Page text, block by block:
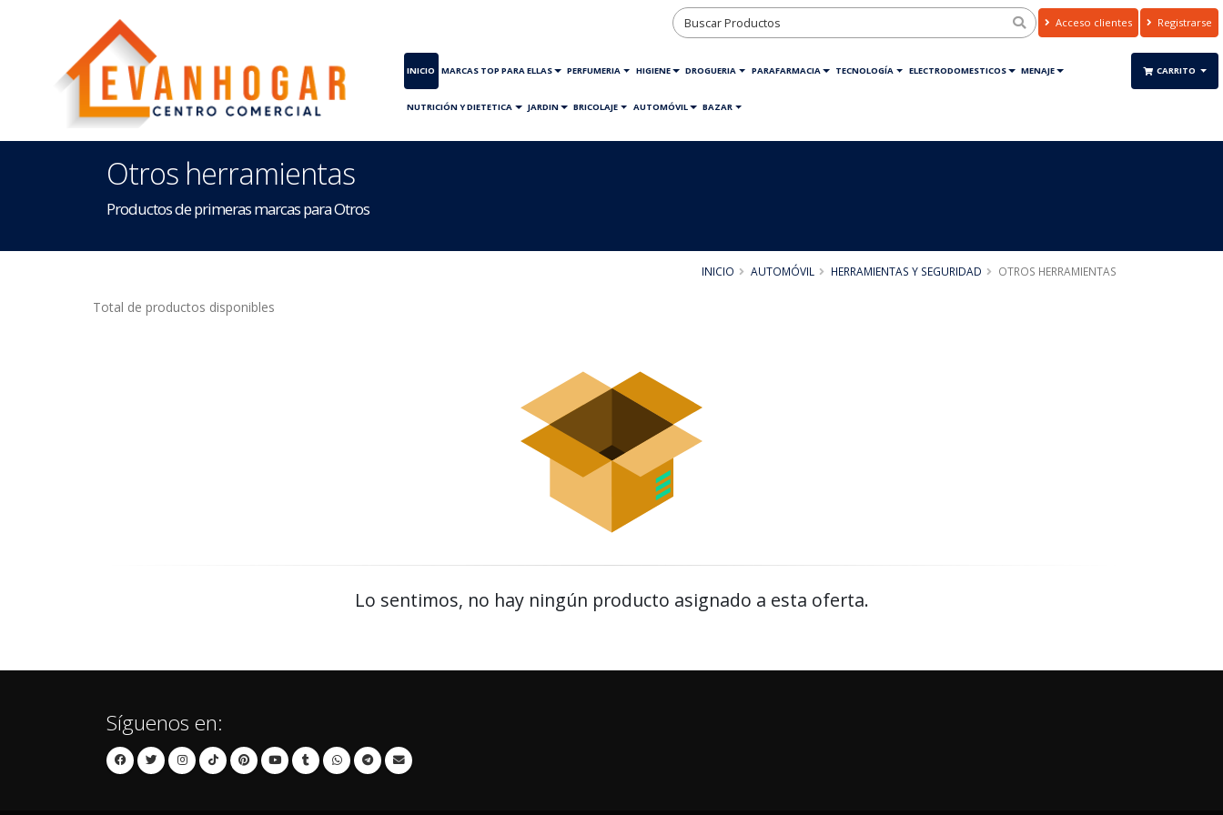
Acceso clientes Registrarse
INICIO MARCAS TOP PARA ELLAS PERFUMERIA HIGIENE DROGUERIA PARAFARMACIA TECNOLOGÍA ELECTRODOMESTICOS MENAJE
NUTRICIÓN Y DIETETICA JARDIN BRICOLAJE AUTOMÓVIL BAZAR
CARRITO
Otros herramientas
Productos de primeras marcas para Otros
INICIO AUTOMÓVIL HERRAMIENTAS Y SEGURIDAD OTROS HERRAMIENTAS
Total de productos disponibles
Lo sentimos, no hay ningún producto asignado a esta oferta.
Síguenos en: